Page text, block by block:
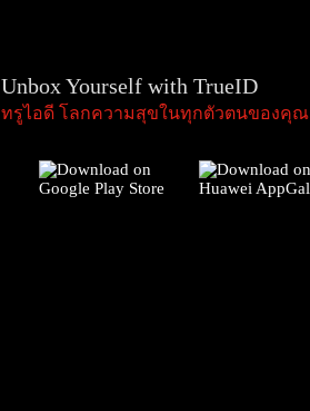
Unbox Yourself with TrueID
ทรูไอดี โลกความสุขในทุกตัวตนของคุณ